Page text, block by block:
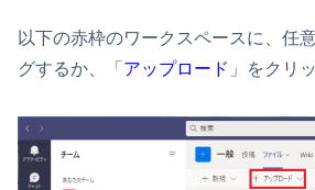
以下の赤枠のワークスペースに、任
グするか、「 アップロード 」をクリ